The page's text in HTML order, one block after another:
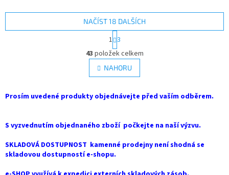
O
v
l
á
a
p
v
k
NAČÍST 18 DALŠÍCH
S
t
r
á
n
k
v
í
1 3
43 položek celkem
NAHORU
Prosím uvedené produkty objednávejte před vaším odběrem.
S vyzvednutím objednaného zboží počkejte na naší výzvu.
SKLADOVÁ DOSTUPNOST kamenné prodejny není shodná se
skladovou dostupností e-shopu.